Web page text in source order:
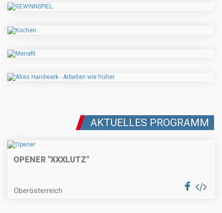
AKTUELLES PROGRAMM
OPENER "XXXLUTZ"
Oberösterreich